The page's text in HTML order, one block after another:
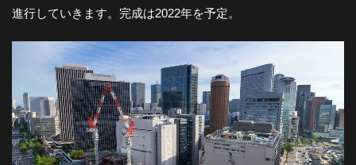
進行していきます。完成は2022年を予定。